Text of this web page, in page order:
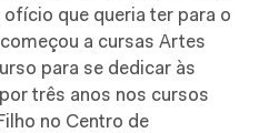
que queria ter para o
a cursas Artes
para se dedicar às
três anos nos cursos
no Centro de